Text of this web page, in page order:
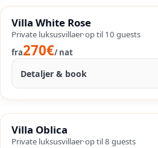
SALES
OP TIL− 44%
Villa White Rose
Private luksusvillaer·op til 10 guests
fra270€/nat
Detaljer & book
SALES
OP TIL− 46%
Villa Oblica
Private luksusvillaer·op til8 guests